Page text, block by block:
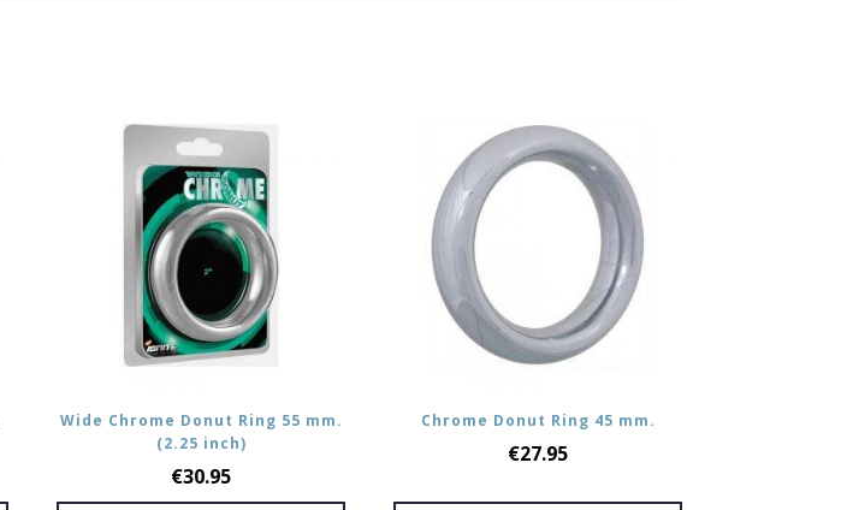
Wide Chrome Donut Ring 55 mm.
(2.25 inch)
€30.95
Chrome Donut Ring 45 mm.
€27.95